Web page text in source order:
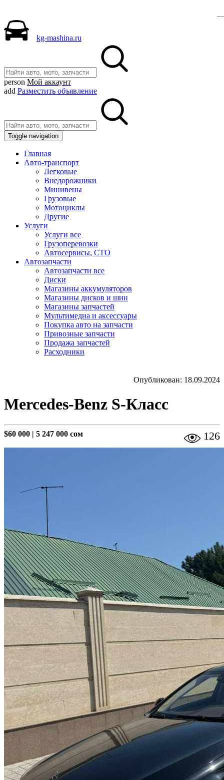
kg-mashina.ru
person Мой аккаунт
add Разместить объявление
Toggle navigation
Главная
Авто-транспорт
Легковые
Внедорожники
Минивены
Грузовые
Мотоциклы
Другие
Услуги
Услуги все
Грузоперевозки
Автосервисы, СТО
Автозапчасти
Автозапчасти все
Диски
Магазины аккумуляторов
Магазины дисков и шин
Магазины запчастей
Мультимедиа и аксессуары
Покупка авто на запчасти
Привозные запчасти
Продажа запчастей
Расходники
Опубликован: 18.09.2024
Mercedes-Benz S-Класс
$60 000 | 5 247 000 сом 126